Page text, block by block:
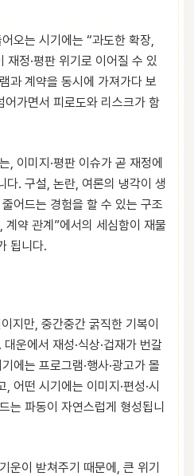
오는 시기에는 “과도한 확장,
재정·평판 위기로 이어질 수 있
과 계약을 동시에 가져가다 보
어가면서 피로도와 리스크가 함
, 이미지·평판 이슈가 곧 재정에
다. 구설, 논란, 여론의 냉각이 생
어드는 경험을 할 수 있는 구조
계약 관계”에서의 세심함이 재물
됩니다.
지만, 중간중간 굵직한 기복이
운에서 재성·식상·겁재가 번갈
에는 프로그램·행사·광고가 몰
어떤 시기에는 이미지·편성·시
는 파동이 자연스럽게 형성됩니
운이 받쳐주기 때문에, 큰 위기